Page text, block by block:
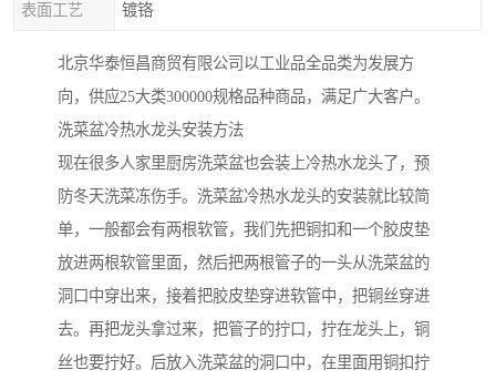
表面工艺 镀铬
北京华泰恒昌商贸有限公司以工业品全品类为发展方
向，供应25大类300000规格品种商品，满足广大客户。
洗菜盆冷热水龙头安装方法
现在很多人家里厨房洗菜盆也会装上冷热水龙头了，预
防冬天洗菜冻伤手。洗菜盆冷热水龙头的安装就比较简
单，一般都会有两根软管，我们先把铜扣和一个胶皮垫
放进两根软管里面，然后把两根管子的一头从洗菜盆的
洞口中穿出来，接着把胶皮垫穿进软管中，把铜丝穿进
去。再把龙头拿过来，把管子的拧口，拧在龙头上，铜
丝也要拧好。后放入洗菜盆的洞口中，在里面用铜扣拧